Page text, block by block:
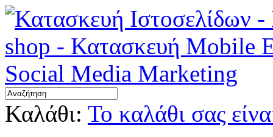
Καλάθι: Το καλάθι σας